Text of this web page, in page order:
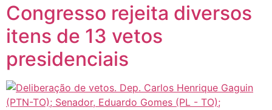
Congresso rejeita diversos
itens de 13 vetos
presidenciais